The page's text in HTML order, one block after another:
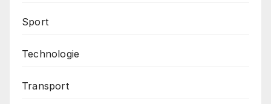
Sport
Technologie
Transport